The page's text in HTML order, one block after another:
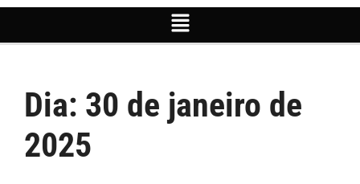
Dia: 30 de janeiro de
2025